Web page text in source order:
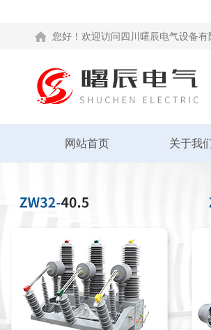
您好！欢迎访问四川曙辰电气设备有
网站首页 关于我